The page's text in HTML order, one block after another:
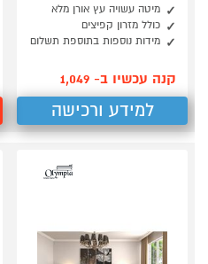
מיטה עשויה עץ אורן מלא
כולל מזרון קפיצים
מידות נוספות בתוספת תשלום
קנה עכשיו ב- 1,049
למידע ורכישה